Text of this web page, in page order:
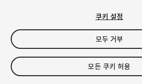
FREE
23viewsin the past week
쿠키 설정
모두 거부
모든 쿠키 허용